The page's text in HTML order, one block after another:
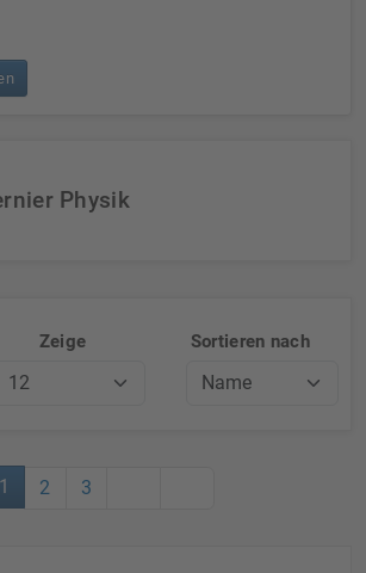
Physik
Zeige Sortieren nach
1 2 3